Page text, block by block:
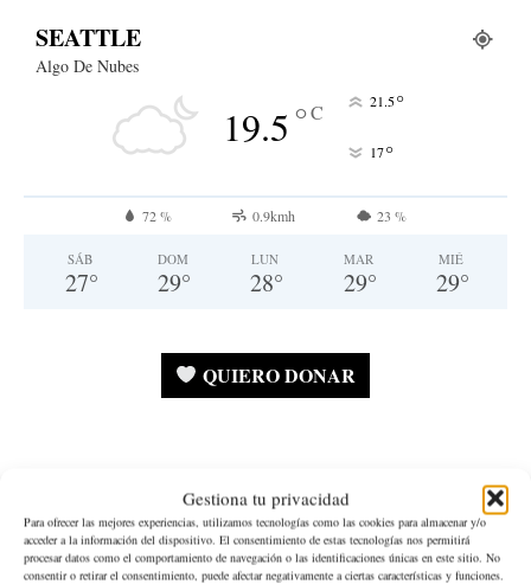
Gestiona tu privacidad
Para ofrecer las mejores experiencias, utilizamos tecnologías como las cookies para almacenar y/o
acceder a la información del dispositivo. El consentimiento de estas tecnologías nos permitirá
procesar datos como el comportamiento de navegación o las identificaciones únicas en este sitio. No
consentir o retirar el consentimiento, puede afectar negativamente a ciertas características y funciones.
SEATTLE
Algo De Nubes
19.5°C 21.5°
17°
72 % 0.9kmh 23 %
SÁB
27°
DOM
29°
LUN
28°
MAR
29°
MIÉ
29°
QUIERO DONAR
Estado de Washington